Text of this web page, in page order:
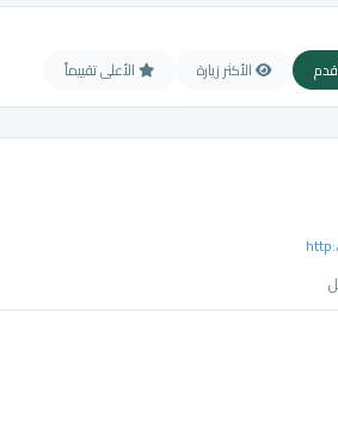
الأكثر زيارة الأعلى تقييماً